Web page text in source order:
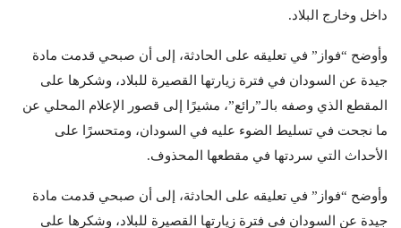
داخل وخارج البلاد.
وأوضح “فواز” في تعليقه على الحادثة، إلى أن صبحي قدمت مادة
جيدة عن السودان في فترة زيارتها القصيرة للبلاد، وشكرها على
المقطع الذي وصفه بالـ”رائع”، مشيرًا إلى قصور الإعلام المحلي عن
ما نجحت في تسليط الضوء عليه في السودان، ومتحسرًا على
الأحداث التي سردتها في مقطعها المحذوف.
وأوضح “فواز” في تعليقه على الحادثة، إلى أن صبحي قدمت مادة
جيدة عن السودان في فترة زيارتها القصيرة للبلاد، وشكرها على